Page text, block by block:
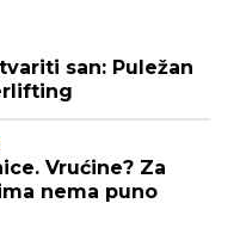
san: Puležan
Vrućine? Za
nema puno